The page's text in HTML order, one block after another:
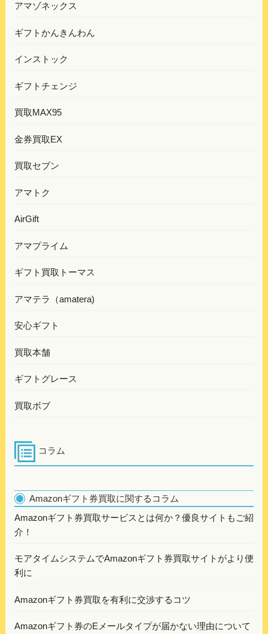
アマゾネックス
ギフトかんきんわん
インストック
ギフトチェンジ
買取MAX95
金券買取EX
買取セブン
アマトク
AirGift
アマプライム
ギフト買取トーマス
アマテラ（amatera)
安心ギフト
買取本舗
ギフトグレース
買取ボブ
コラム
Amazonギフト券買取に関するコラム
Amazonギフト券買取サービスとは何か？優良サイトもご紹
介！
モアタイムシステムでAmazonギフト券買取サイトがより便
利に
Amazonギフト券買取を有利に交渉するコツ
Amazonギフト券のEメールタイプが届かない理由について